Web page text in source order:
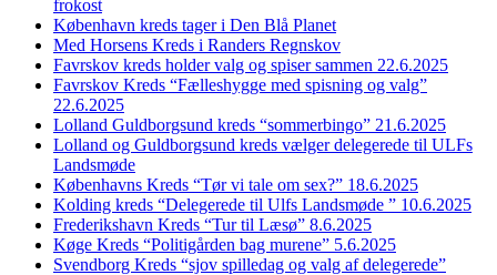
frokost
København kreds tager i Den Blå Planet
Med Horsens Kreds i Randers Regnskov
Favrskov kreds holder valg og spiser sammen 22.6.2025
Favrskov Kreds “Fælleshygge med spisning og valg”
22.6.2025
Lolland Guldborgsund kreds “sommerbingo” 21.6.2025
Lolland og Guldborgsund kreds vælger delegerede til ULFs
Landsmøde
Københavns Kreds “Tør vi tale om sex?” 18.6.2025
Kolding kreds “Delegerede til Ulfs Landsmøde ” 10.6.2025
Frederikshavn Kreds “Tur til Læsø” 8.6.2025
Køge Kreds “Politigården bag murene” 5.6.2025
Svendborg Kreds “sjov spilledag og valg af delegerede”